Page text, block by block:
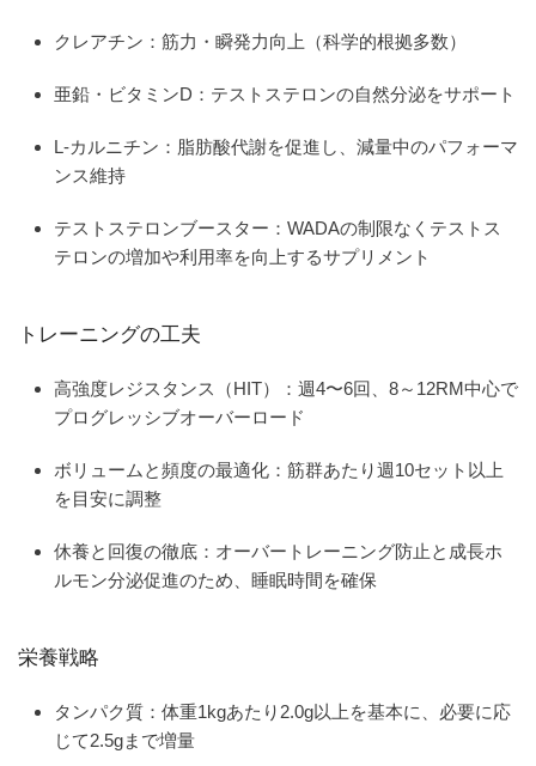
クレアチン ：筋力・瞬発力向上（科学的根拠多数）
亜鉛・ビタミンD ：テストステロンの自然分泌をサポート
L-カルニチン ：脂肪酸代謝を促進し、減量中のパフォーマ
ンス維持
テストステロンブースター ：WADAの制限なくテストス
テロンの増加や利用率を向上するサプリメント
トレーニングの工夫
高強度レジスタンス（HIT）
：週4〜6回、8～12RM中心で
プログレッシブオーバーロード
ボリュームと頻度の最適化 ：筋群あたり週10セット以上
を目安に調整
休養と回復の徹底 ：オーバートレーニング防止と成長ホ
ルモン分泌促進のため、睡眠時間を確保
栄養戦略
タンパク質：体重1kgあたり2.0g以上を基本に、必要に応
じて2.5gまで増量